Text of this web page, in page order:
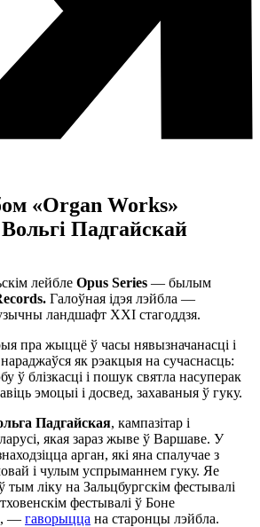
«Organ Works»
Падгайскай
лейбле Opus Series — былым
Галоўная ідэя лэйбла —
ландшафт XXI стагоддзя.
пра жыццё ў часы нявызначанасці і
як рэакцыя на сучаснасць:
ў блізкасці і пошук святла насуперак
эмоцыі і досвед, захаваныя ў гуку.
Падгайская, кампазітар і
якая зараз жыве ў Варшаве. У
арган, які яна спалучае з
і чулым успрыманнем гуку. Яе
ліку на Зальцбургскім фестывалі
фестывалі ў Боне
— гаворыцца на старонцы лэйбла.